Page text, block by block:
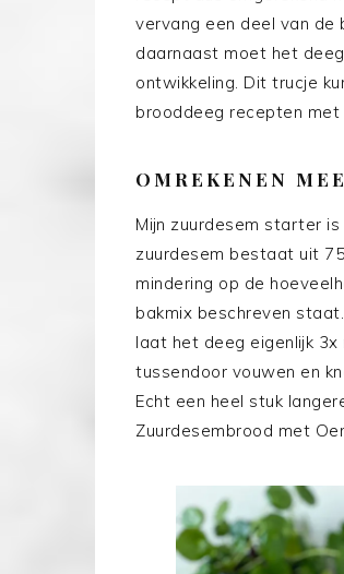
vervang een deel van
daarnaast moet het
ontwikkeling. Dit trucje
brooddeeg recepten
OMREKENEN
Mijn zuurdesem starter
zuurdesem bestaat uit
mindering op de
bakmix beschreven
laat het deeg eigenlijk
tussendoor vouwen en
Echt een heel stuk
Zuurdesembrood met